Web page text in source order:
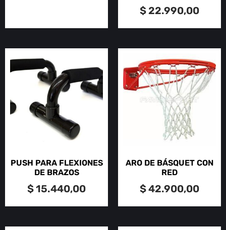
$22.990,00
PUSH PARA FLEXIONES
DE BRAZOS
$15.440,00
ARO DE BÁSQUET CON
RED
$42.900,00